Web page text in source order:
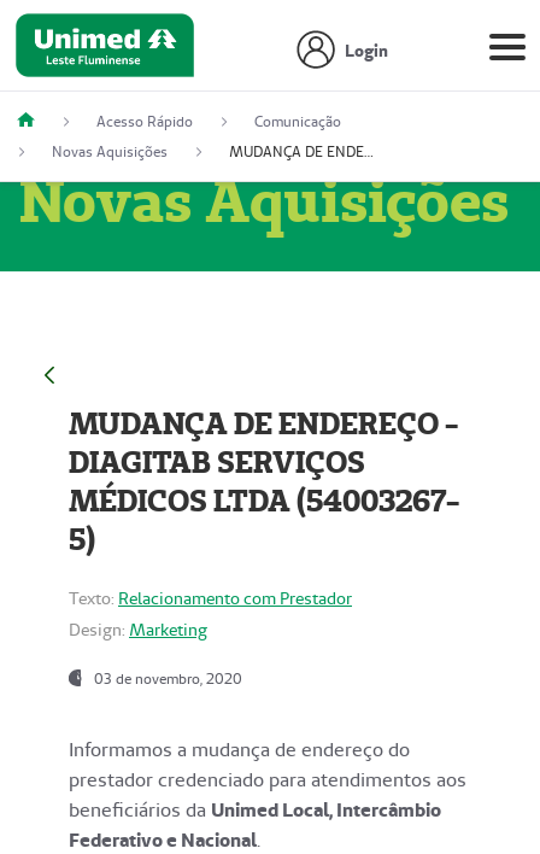
Login
Acesso Rápido
Comunicação
Novas Aquisições
MUDANÇA DE ENDEREÇO - DIAGITAB SERVIÇOS MÉDICOS LTDA (54003267-5)
Novas Aquisições
MUDANÇA DE ENDEREÇO -
DIAGITAB SERVIÇOS
MÉDICOS LTDA (54003267-
5)
Texto: Relacionamento com Prestador
Design: Marketing
03 de novembro, 2020
Informamos a mudança de endereço do
prestador credenciado para atendimentos aos
beneficiários da Unimed Local, Intercâmbio
Federativo e Nacional.